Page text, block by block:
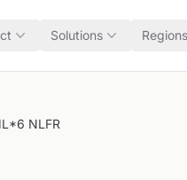
Solutions Regions
NLFR